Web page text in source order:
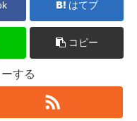
はてブ
コピー
する